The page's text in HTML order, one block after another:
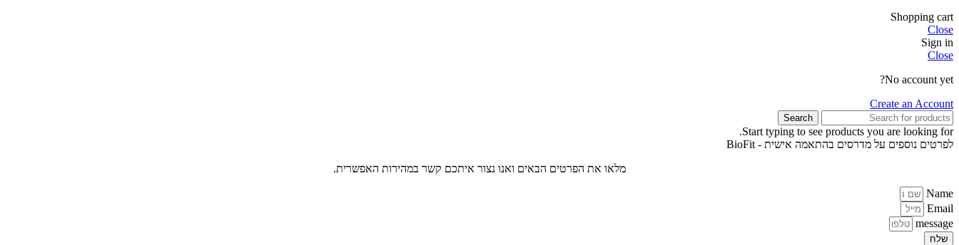
Shopping cart
Close
Sign in
Close
No account yet?
Create an Account
Search
Start typing to see products you are looking for.
לפרטים נוספים על מדרסים בהתאמה אישית - BioFit
מלאו את הפרטים הבאים ואנו נצור איתכם קשר במהירות האפשרית.
Name
Email
message
שלח